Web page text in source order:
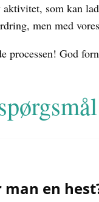
som kan
men med
processen! God
en